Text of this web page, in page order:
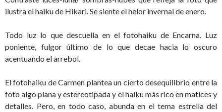
ilustra el haiku de Hikari. Se siente el helor invernal de enero.
Todo luz lo que descuella en el fotohaiku de Encarna. Luz
poniente, fulgor último de lo que decae hacia lo oscuro
acentuando el arrebol.
El fotohaiku de Carmen plantea un cierto desequilibrio entre la
foto algo plana y estereotipada y el haiku más rico en matices y
detalles. Pero, en todo caso, abunda en el tema estrella del